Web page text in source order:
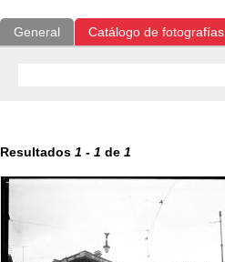
General Catálogo de fotografías
Resultados 1 - 1 de 1